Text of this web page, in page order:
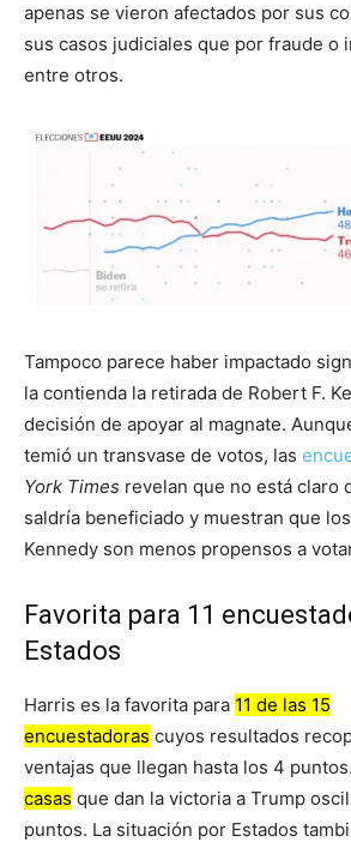
apenas se vieron afectados por sus
sus casos judiciales que por fraude o
entre otros.
Tampoco parece haber impactado
la contienda la retirada de Robert F.
decisión de apoyar al magnate.
temió un transvase de votos, las
York Times revelan que no está claro
saldría beneficiado y muestran que
Kennedy son menos propensos a
Favorita para 11
Estados
Harris es la favorita para 11 de las 15
encuestadoras cuyos resultados
ventajas que llegan hasta los 4
casas que dan la victoria a Trump
puntos. La situación por Estados